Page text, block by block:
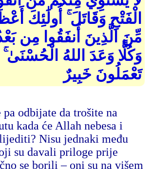
الْفَتْحِ وَقَاتَلَ ۚ أُولَٰئِكَ
مِّنَ الَّذِينَ أَنفَقُوا مِن
وَكُلًّا وَعَدَ اللهُ الْحُسْنَىٰ
تَعْمَلُونَ خَبِيرٌ
odbijate da trošite na
kada će Allah nebesa i
Nisu jednaki među
su davali priloge prije
se borili – oni su na višem